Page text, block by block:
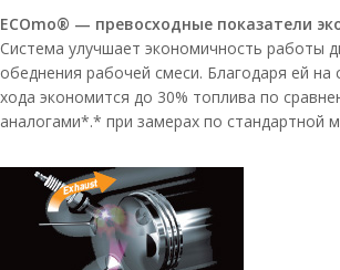
ECOmo® — превосходные показатели
Система улучшает экономичность работы
обеднения рабочей смеси. Благодаря ей на
хода экономится до 30% топлива по
аналогами*.* при замерах по стандартной